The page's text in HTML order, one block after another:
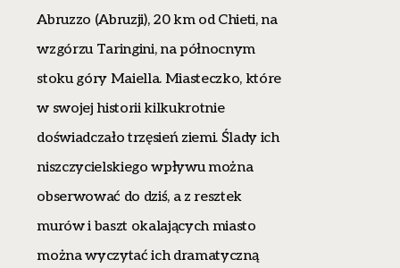
Abruzzo (Abruzji), 20 km od Chieti, na
wzgórzu Taringini, na północnym
stoku góry Maiella. Miasteczko, które
w swojej historii kilkukrotnie
doświadczało trzęsień ziemi. Ślady ich
niszczycielskiego wpływu można
obserwować do dziś, a z resztek
murów i baszt okalających miasto
można wyczytać ich dramatyczną